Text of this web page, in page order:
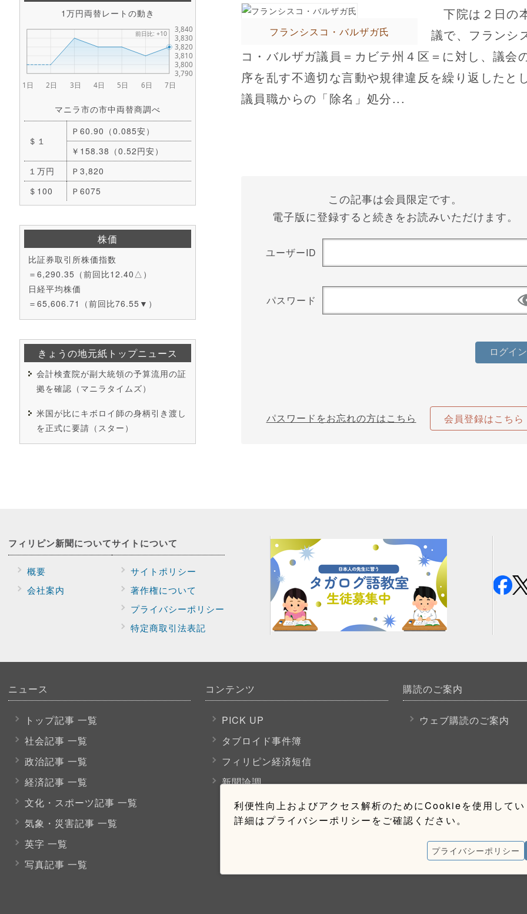
1万円両替レートの動き
マニラ市の市中両替商調べ
＄１
Ｐ60.90（0.085安）
￥158.38（0.52円安）
１万円
Ｐ3,820
＄100
Ｐ6075
株価
比証券取引所株価指数
＝6,290.35（前回比12.40△）
日経平均株価
＝65,606.71（前回比76.55▼）
きょうの地元紙トップニュース
会計検査院が副大統領の予算流用の証
拠を確認（マニラタイムズ）
米国が比にキボロイ師の身柄引き渡し
を正式に要請（スター）
フランシスコ・バルザガ氏
下院は２日の
議で、フランシ
コ・バルザガ議員＝カビテ州４区＝に対し、議会
序を乱す不適切な言動や規律違反を繰り返したと
議員職からの「除名」処分...
この記事は会員限定です。
電子版に登録すると続きをお読みいただけます。
ユーザーID
パスワード
パスワードをお忘れの方はこちら 会員登録はこちら
利便性向上およびアクセス解析のためにCookieを使用して
詳細はプライバシーポリシーをご確認ください。
プライバシーポリシー
フィリピン新聞について
概要
会社案内
サイトについて
サイトポリシー
著作権について
プライバシーポリシー
特定商取引法表記
ニュース
トップ記事 一覧
社会記事 一覧
政治記事 一覧
経済記事 一覧
文化・スポーツ記事 一覧
気象・災害記事 一覧
英字 一覧
写真記事 一覧
コンテンツ
PICK UP
タブロイド事件簿
フィリピン経済短信
新聞論調
購読のご案内
ウェブ購読のご案内